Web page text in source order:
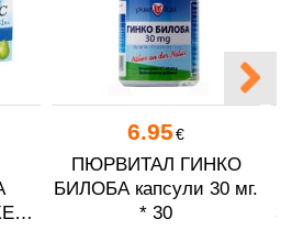
6.95 €
ПЮРВИТАЛ ГИНКО
БИЛОБА капсули 30 мг.
* 30